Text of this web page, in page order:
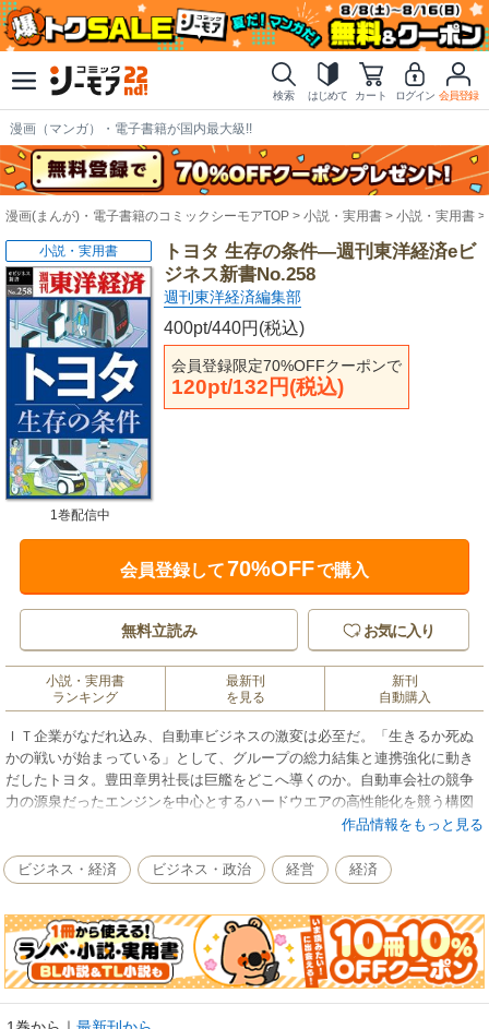
検索 はじめて カート ログイン 会員登録
漫画（マンガ）・電子書籍が国内最大級!!
漫画(まんが)・電子書籍のコミックシーモアTOP 小説・実用書 小説・実用書
トヨタ 生存の条件―週刊東洋経済eビ
ジネス新書No.258
週刊東洋経済編集部
400pt/440円(税込)
会員登録限定70%OFFクーポンで
120pt/132円(税込)
小説・実用書
1巻配信中
会員登録して70%OFFで購入
無料立読み お気に入り
小説・実用書
ランキング
最新刊
を見る
新刊
自動購入
ＩＴ企業がなだれ込み、自動車ビジネスの激変は必至だ。「生きるか死ぬ
かの戦いが始まっている」として、グループの総力結集と連携強化に動き
だしたトヨタ。豊田章男社長は巨艦をどこへ導くのか。自動車会社の競争
力の源泉だったエンジンを中心とするハードウエアの高性能化を競う構図
は崩れ、ＭａａＳ（モビリティ・アズ・ア・サービス）と呼ばれる移動の
ド」、「シェアリング」、「ＡＩソフト」。ＥＶの基盤技術開発を国内メ
ーカー連合での取り組み、パナソニックやライドシェアのグラブとの提携
ての覇権を狙っている。100年に一度、海図なき戦いにトヨタはどう挑むの
か。
ものです。
作品情報をもっと見る
ビジネス・経済 ビジネス・政治 経営 経済